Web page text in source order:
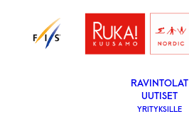
VAPAAEHTOISEKSI
YLEISÖLLE
­RAVINTOLAT
UUTISET
YRITYKSILLE